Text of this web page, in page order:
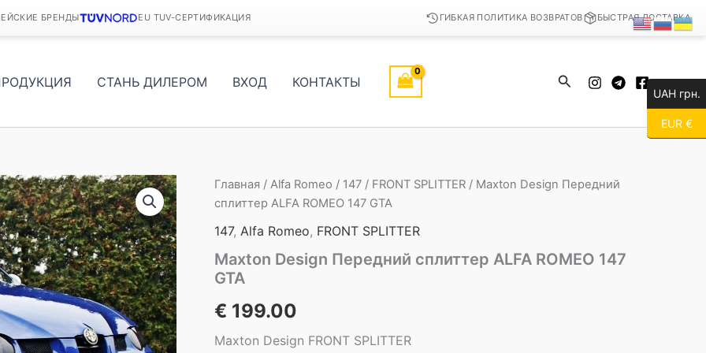
БРЕНДЫ EU TUV-СЕРТИФИКАЦИЯ ГИБКАЯ ПОЛИТИКА ВОЗВРАТОВ БЫСТРАЯ ДОСТАВКА
СТАНЬ ДИЛЕРОМ ВХОД КОНТАКТЫ Поиск
Главная / Alfa Romeo / 147 / FRONT SPLITTER / Maxton Design Передний
сплиттер ALFA ROMEO 147 GTA
147, Alfa Romeo, FRONT SPLITTER
Maxton Design Передний сплиттер ALFA ROMEO 147
GTA
€ 199.00
Maxton Design FRONT SPLITTER
UAH грн.
EUR €